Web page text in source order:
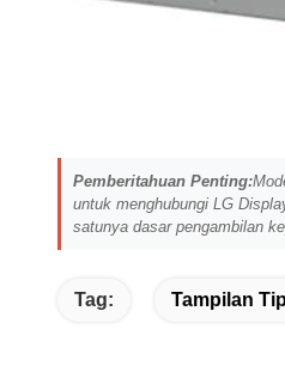
Pemberitahuan Penting:
untuk menghubungi LG
satunya dasar pengambilan
Tag: Tampilan